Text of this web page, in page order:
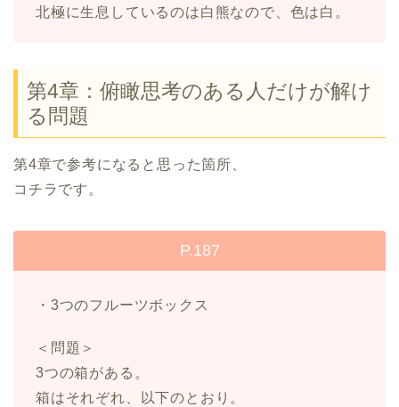
北極に生息しているのは白熊なので、色は白。
第4章：俯瞰思考のある人だけが解け
る問題
第4章で参考になると思った箇所、
コチラです。
P.187
・3つのフルーツボックス
＜問題＞
3つの箱がある。
箱はそれぞれ、以下のとおり。